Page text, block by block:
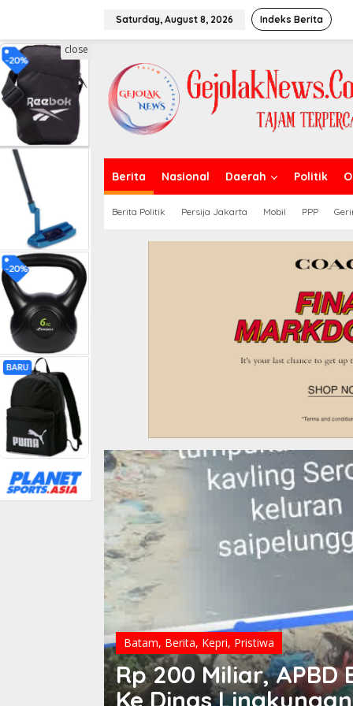
p
t
o
c
o
e
Saturday, August 8, 2026 Indeks Berita
Berita Nasional Daerah Politik
Berita Politik Persija Jakarta Mobil PPP
close
Batam ,Berita ,Kepri ,Pendidikan, Pristiwa
SMKN5 Batam
Dampak Bahaya